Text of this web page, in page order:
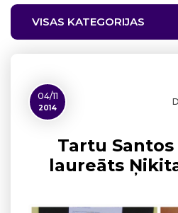
VISAS KATEGORIJAS
04/11
2014
Tartu Santos
laureāts